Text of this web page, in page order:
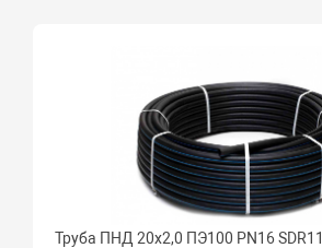
Труба ПНД 20х2,0 ПЭ100 PN16 SDR11